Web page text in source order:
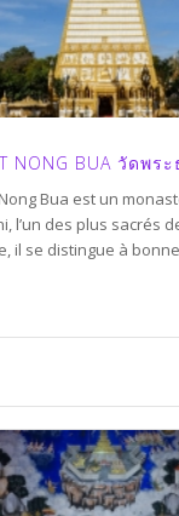
NONG BUA วัดพร
Bua est un
l’un des plus sacrés
il se distingue à